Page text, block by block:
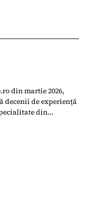
din martie 2026,
decenii de experiență
din
a colaborat cu
articole și analize
farma și